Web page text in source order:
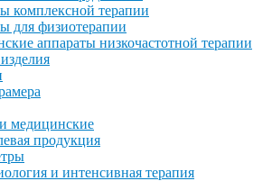
комплексной терапии
для физиотерапии
аппараты низкочастотной терапии
медицинские
продукция
и интенсивная терапия